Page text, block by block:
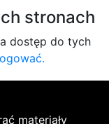
stronach
dostęp do tych
materiały